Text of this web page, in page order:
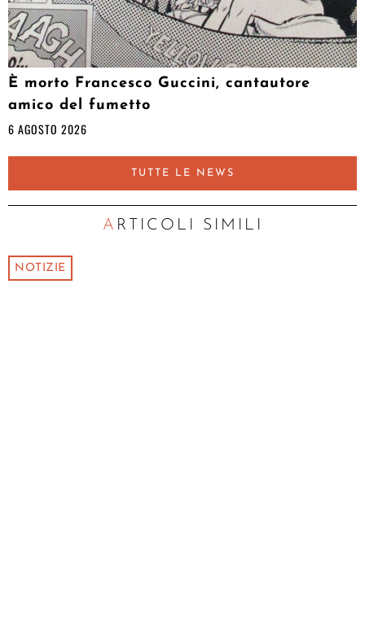
È morto Francesco Guccini, cantautore
amico del fumetto
6 AGOSTO 2026
TUTTE LE NEWS
ARTICOLI SIMILI
NOTIZIE